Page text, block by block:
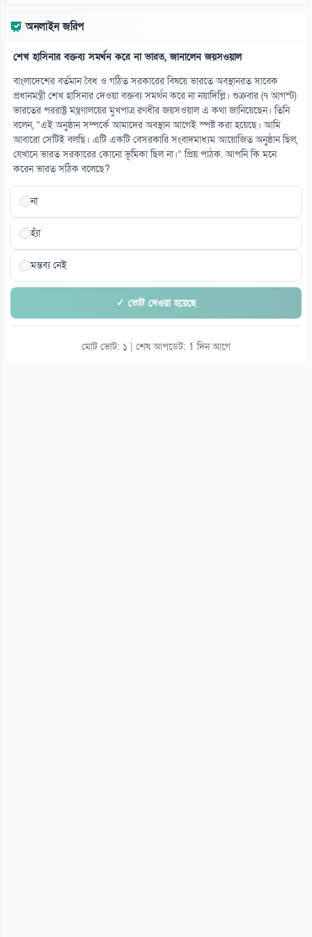
০৯ আগস্ট
১৪
ভোরে বেরিয়ে রাতে ফিরতেন, মেসির স্বপ্ন বাঁচিয়েছেন বাবা
০৯ আগস্ট
১৫
বাইডেনের ক্যানসার ছড়িয়েছে শরীরের অন্যান্য অঙ্গে
০৯ আগস্ট
অনলাইন জরিপ
শেখ হাসিনার বক্তব্য সমর্থন করে না ভারত, জানালেন জয়সওয়াল
বাংলাদেশের বর্তমান বৈধ ও গঠিত সরকারের বিষয়ে ভারতে অবস্থানরত সাবেক
প্রধানমন্ত্রী শেখ হাসিনার দেওয়া বক্তব্য সমর্থন করে না নয়াদিল্লি। শুক্রবার (৭ আগস্ট)
ভারতের পররাষ্ট্র মন্ত্রণালয়ের মুখপাত্র রণধীর জয়সওয়াল এ কথা জানিয়েছেন। তিনি
বলেন, “এই অনুষ্ঠান সম্পর্কে আমাদের অবস্থান আগেই স্পষ্ট করা হয়েছে। আমি
আবারো সেটিই বলছি। এটি একটি বেসরকারি সংবাদমাধ্যম আয়োজিত অনুষ্ঠান ছিল,
যেখানে ভারত সরকারের কোনো ভূমিকা ছিল না।” প্রিয় পাঠক. আপনি কি মনে
করেন ভারত সঠিক বলেছে?
না
হ্যাঁ
মন্তব্য নেই
✓ ভোট দেওয়া হয়েছে
মোট ভোট: ১ | শেষ আপডেট: 1 দিন আগে